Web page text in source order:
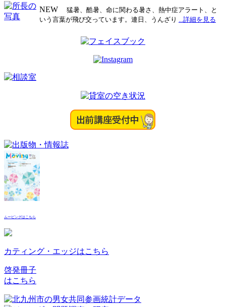
ナ
ビ
シ
NEW
猛暑、酷暑、命に関わる暑さ、熱中症アラート、と
いう言葉が飛び交っています。連日、うんざり
...詳細を見る
ムービングはこちら
カティング・エッジはこちら
啓発冊子
はこちら